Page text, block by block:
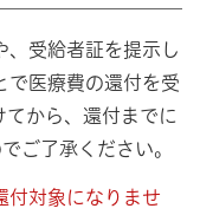
、受給者証を提示し
で医療費の還付を受
てから、還付までに
ご了承ください。
付対象になりませ